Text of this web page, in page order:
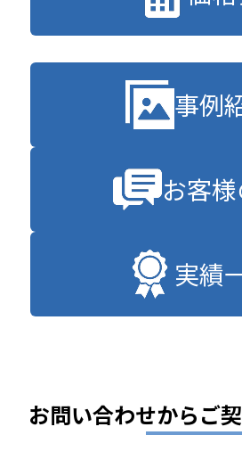
事例
お客
実績
お問い合わせからご